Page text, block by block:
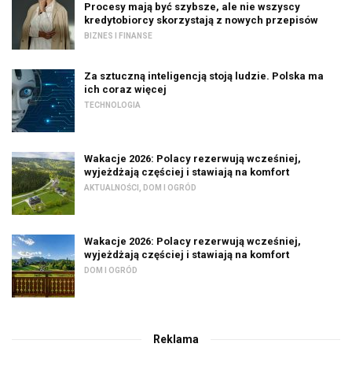
Procesy mają być szybsze, ale nie wszyscy
kredytobiorcy skorzystają z nowych przepisów
BIZNES I FINANSE
Za sztuczną inteligencją stoją ludzie. Polska ma
ich coraz więcej
TECHNOLOGIA
Wakacje 2026: Polacy rezerwują wcześniej,
wyjeżdżają częściej i stawiają na komfort
AKTUALNOŚCI DOM I OGRÓD
Wakacje 2026: Polacy rezerwują wcześniej,
wyjeżdżają częściej i stawiają na komfort
DOM I OGRÓD
Reklama